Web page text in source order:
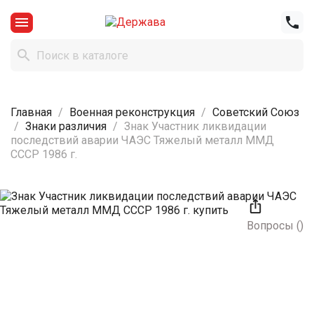



Главная Военная реконструкция
Советский Союз
Знаки различия
Знак Участник ликвидации
последствий аварии ЧАЭС Тяжелый металл ММД
СССР 1986 г.

Вопросы ()